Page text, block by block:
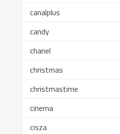
canalplus
candy
chanel
christmas
christmastime
cinema
cisza